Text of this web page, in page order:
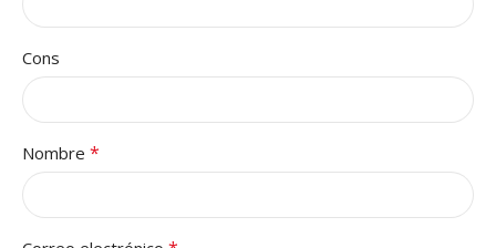
Cons
Nombre *